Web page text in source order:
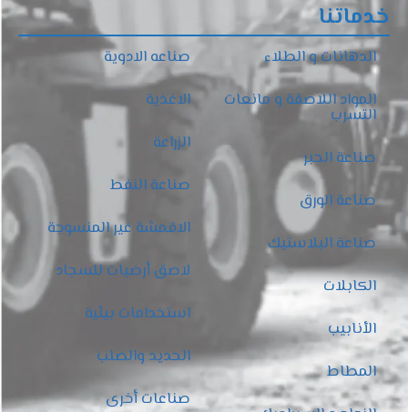
خدماتنا
الدهانات و الطلاء
المواد اللاصقة و مانعات
التسرب
صناعة الحبر
صناعة الورق
صناعة البلاستيك
الكابلات
الأنابيب
المطاط
صناعه الادوية
الاغذية
الزراعة
صناعة النفط
الاقمشة غير المنسوجة
لاصق أرضيات للسجاد
استخدامات بيئية
الحديد والصلب
صناعات أخرى